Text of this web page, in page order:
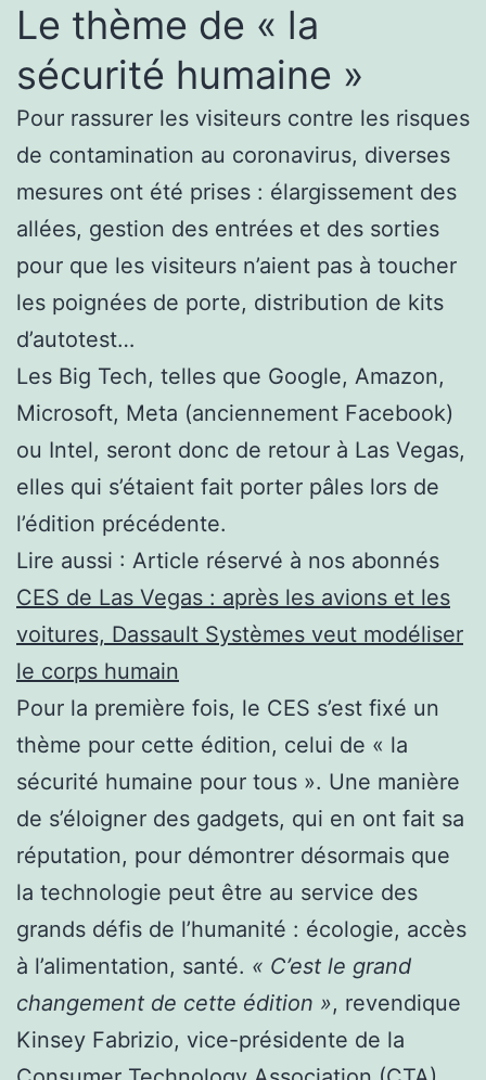
Le thème de « la
sécurité humaine »
Pour rassurer les visiteurs contre les risques
de contamination au coronavirus, diverses
mesures ont été prises : élargissement des
allées, gestion des entrées et des sorties
pour que les visiteurs n’aient pas à toucher
les poignées de porte, distribution de kits
d’autotest…
Les Big Tech, telles que Google, Amazon,
Microsoft, Meta (anciennement Facebook)
ou Intel, seront donc de retour à Las Vegas,
elles qui s’étaient fait porter pâles lors de
l’édition précédente.
Lire aussi : Article réservé à nos abonnés
CES de Las Vegas : après les avions et les
voitures, Dassault Systèmes veut modéliser
le corps humain
Pour la première fois, le CES s’est fixé un
thème pour cette édition, celui de « la
sécurité humaine pour tous ». Une manière
de s’éloigner des gadgets, qui en ont fait sa
réputation, pour démontrer désormais que
la technologie peut être au service des
grands défis de l’humanité : écologie, accès
à l’alimentation, santé. « C’est le grand
changement de cette édition », revendique
Kinsey Fabrizio, vice-présidente de la